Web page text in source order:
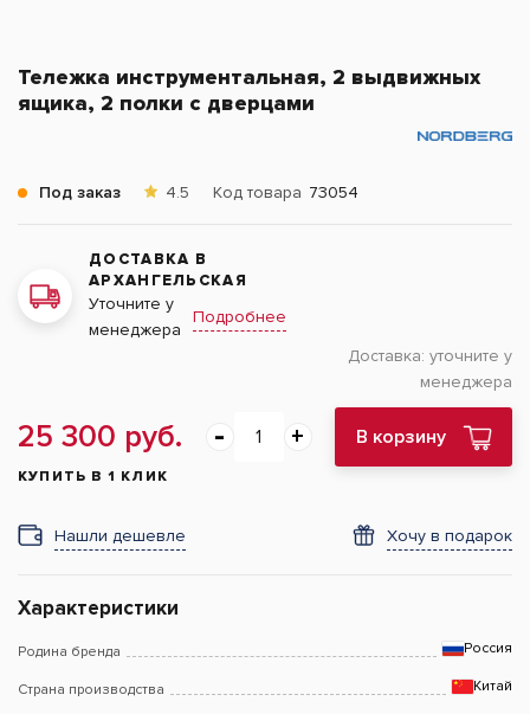
Тележка инструментальная, 2 выдвижных
ящика, 2 полки с дверцами
Под заказ 4.5 Код товара 73054
ДОСТАВКА В
АРХАНГЕЛЬСКАЯ
Уточните у
менеджера
Подробнее
Доставка: уточните у
менеджера
25 300 руб. В корзину
КУПИТЬ В 1 КЛИК
Нашли дешевле Хочу в подарок
Характеристики
Родина бренда Россия
Страна производства Китай